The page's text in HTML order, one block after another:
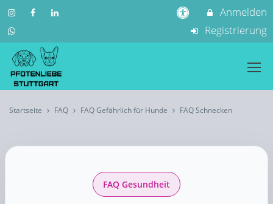
Anmelden
Registrierung
Startseite FAQ FAQ Gefährlich für Hunde FAQ Schnecken
FAQ Gesundheit